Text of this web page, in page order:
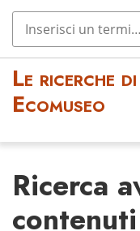
Le ricerche di
Ecomuseo
Ricerca
contenuti